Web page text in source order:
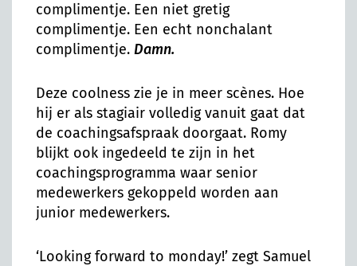
complimentje. Een niet gretig
complimentje. Een echt nonchalant
complimentje. Damn.
Deze coolness zie je in meer scènes. Hoe
hij er als stagiair volledig vanuit gaat dat
de coachingsafspraak doorgaat. Romy
blijkt ook ingedeeld te zijn in het
coachingsprogramma waar senior
medewerkers gekoppeld worden aan
junior medewerkers.
‘Looking forward to monday!’ zegt Samuel